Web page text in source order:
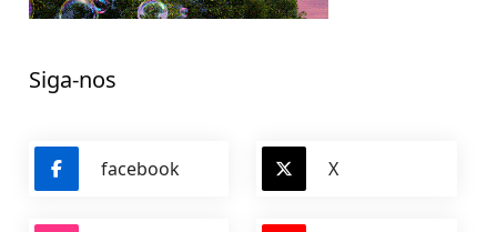
Siga-nos
facebook X